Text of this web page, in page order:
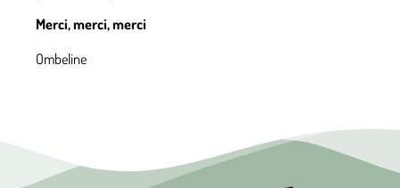
Merci, merci, merci
Ombeline